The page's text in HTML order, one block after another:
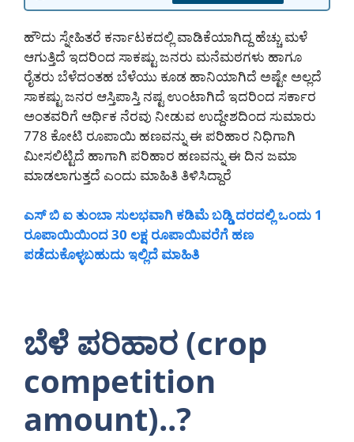
ಹೌದು ಸ್ನೇಹಿತರೆ ಕರ್ನಾಟಕದಲ್ಲಿ ವಾಡಿಕೆಯಾಗಿದ್ದ ಹೆಚ್ಚು ಮಳೆ
ಆಗುತ್ತಿದೆ ಇದರಿಂದ ಸಾಕಷ್ಟು ಜನರು ಮನೆಮಠಗಳು ಹಾಗೂ
ರೈತರು ಬೆಳೆದಂತಹ ಬೆಳೆಯು ಕೂಡ ಹಾನಿಯಾಗಿದೆ ಅಷ್ಟೇ ಅಲ್ಲದೆ
ಸಾಕಷ್ಟು ಜನರ ಆಸ್ತಿಪಾಸ್ತಿ ನಷ್ಟ ಉಂಟಾಗಿದೆ ಇದರಿಂದ ಸರ್ಕಾರ
ಅಂತವರಿಗೆ ಆರ್ಥಿಕ ನೆರವು ನೀಡುವ ಉದ್ದೇಶದಿಂದ ಸುಮಾರು
778 ಕೋಟಿ ರೂಪಾಯಿ ಹಣವನ್ನು ಈ ಪರಿಹಾರ ನಿಧಿಗಾಗಿ
ಮೀಸಲಿಟ್ಟಿದೆ ಹಾಗಾಗಿ ಪರಿಹಾರ ಹಣವನ್ನು ಈ ದಿನ ಜಮಾ
ಮಾಡಲಾಗುತ್ತದೆ ಎಂದು ಮಾಹಿತಿ ತಿಳಿಸಿದ್ದಾರೆ
ಎಸ್ ಬಿ ಐ ತುಂಬಾ ಸುಲಭವಾಗಿ ಕಡಿಮೆ ಬಡ್ಡಿ ದರದಲ್ಲಿ ಒಂದು 1
ರೂಪಾಯಿಯಿಂದ 30 ಲಕ್ಷ ರೂಪಾಯಿವರೆಗೆ ಹಣ
ಪಡೆದುಕೊಳ್ಳಬಹುದು ಇಲ್ಲಿದೆ ಮಾಹಿತಿ
ಬೆಳೆ ಪರಿಹಾರ (crop
competition
amount)..?